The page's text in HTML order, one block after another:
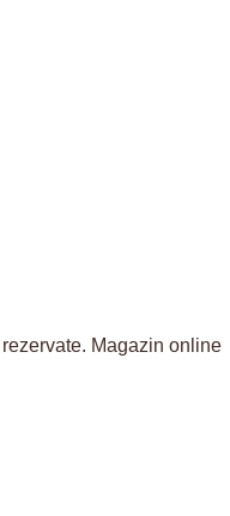
Magazin online